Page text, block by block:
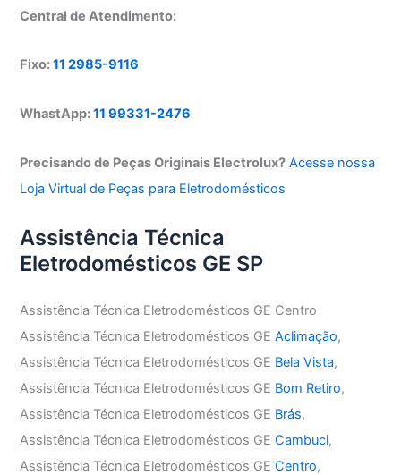
Central de Atendimento:
Fixo:11 2985-9116
WhastApp:11 99331-2476
Precisando de Peças Originais Electrolux? Acesse nossa
Loja Virtual de Peças para Eletrodomésticos
Assistência Técnica
Eletrodomésticos GE SP
Assistência Técnica Eletrodomésticos GE Centro
Assistência Técnica Eletrodomésticos GEAclimação,
Assistência Técnica Eletrodomésticos GE Bela Vista,
Assistência Técnica Eletrodomésticos GE Bom Retiro,
Assistência Técnica Eletrodomésticos GE Brás,
Assistência Técnica Eletrodomésticos GECambuci,
Assistência Técnica Eletrodomésticos GECentro,